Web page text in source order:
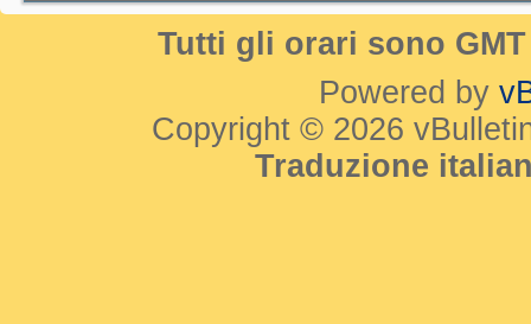
Tutti gli orari sono
Powered by
Copyright © 2026
Traduzione